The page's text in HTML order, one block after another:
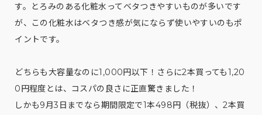
す。とろみのある化粧水ってベタつきやすいものが多いです
が、この化粧水はベタつき感が気にならず使いやすいのもポ
イントです。
どちらも大容量なのに1,000円以下！さらに2本買っても1,20
0円程度とは、コスパの良さに正直驚きました！
しかも9月3日までなら期間限定で1本498円（税抜）、2本買